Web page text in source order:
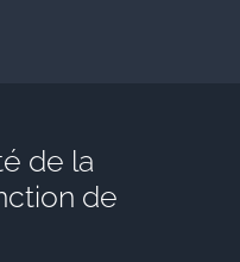
de la
de